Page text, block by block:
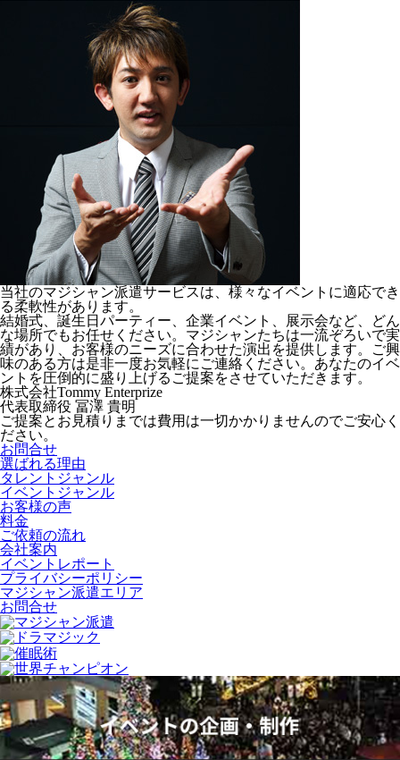
当社のマジシャン派遣サービスは、様々なイベントに適応でき
る柔軟性があります。
結婚式、誕生日パーティー、企業イベント、展示会など、どん
な場所でもお任せください。マジシャンたちは一流ぞろいで実
績があり、お客様のニーズに合わせた演出を提供します。ご興
味のある方は是非一度お気軽にご連絡ください。あなたのイベ
ントを圧倒的に盛り上げるご提案をさせていただきます。
株式会社Tommy Enterprize
代表取締役 冨澤 貴明
ご提案とお見積りまでは費用は一切かかりませんのでご安心く
ださい。
お問合せ
選ばれる理由
タレントジャンル
イベントジャンル
お客様の声
料金
ご依頼の流れ
会社案内
イベントレポート
プライバシーポリシー
マジシャン派遣エリア
お問合せ